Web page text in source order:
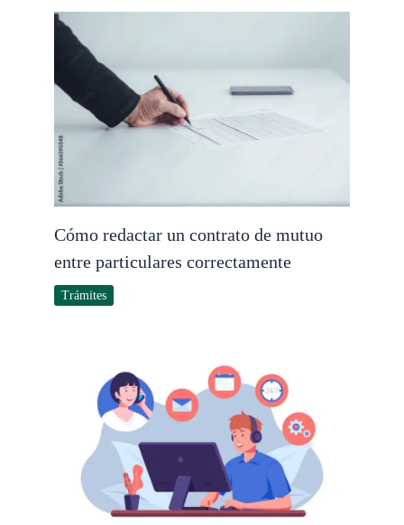
Cómo redactar un contrato de mutuo
entre particulares correctamente
Trámites